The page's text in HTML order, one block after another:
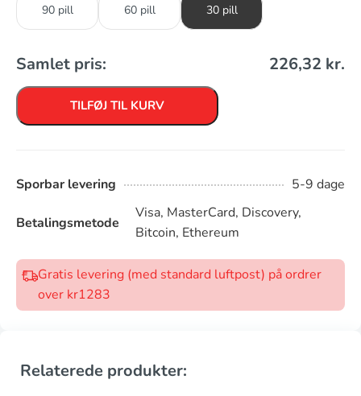
90 pill 60 pill 30 pill
Samlet pris: 226,32 kr.
TILFØJ TIL KURV
Sporbar levering 5-9 dage
Betalingsmetode
Visa, MasterCard, Discovery,
Bitcoin, Ethereum
Gratis levering (med standard luftpost) på ordrer
over kr1283
Relaterede produkter: